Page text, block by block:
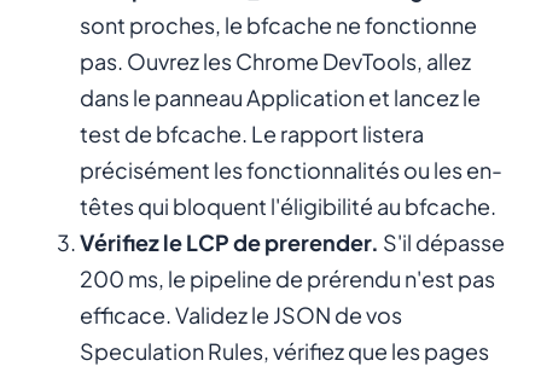
sont proches, le bfcache ne fonctionne
pas. Ouvrez les Chrome DevTools, allez
dans le panneau Application et lancez le
test de bfcache. Le rapport listera
précisément les fonctionnalités ou les en-
têtes qui bloquent l'éligibilité au bfcache.
Vérifiez le LCP de prerender. S'il dépasse
200 ms, le pipeline de prérendu n'est pas
efficace. Validez le JSON de vos
Speculation Rules, vérifiez que les pages